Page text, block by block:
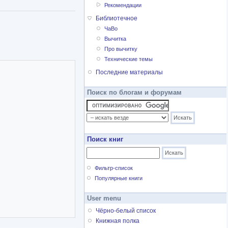
магистра в
1964 году супруги
на должность
Джонс.
в литературе США,
С 1989 года
Рекомендации
Библиотечное
ЧаВо
Вычитка
Про вычитку
Технические темы
Последние материалы
Поиск по блогам и форумам
Поиск книг
Фильтр-список
Популярные книги
User menu
Чёрно-белый список
Книжная полка